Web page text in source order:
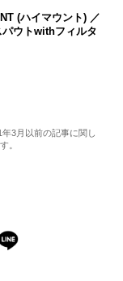
(ハイマウント) ／
パウトwithフィルタ
3月以前の記事に関し
。